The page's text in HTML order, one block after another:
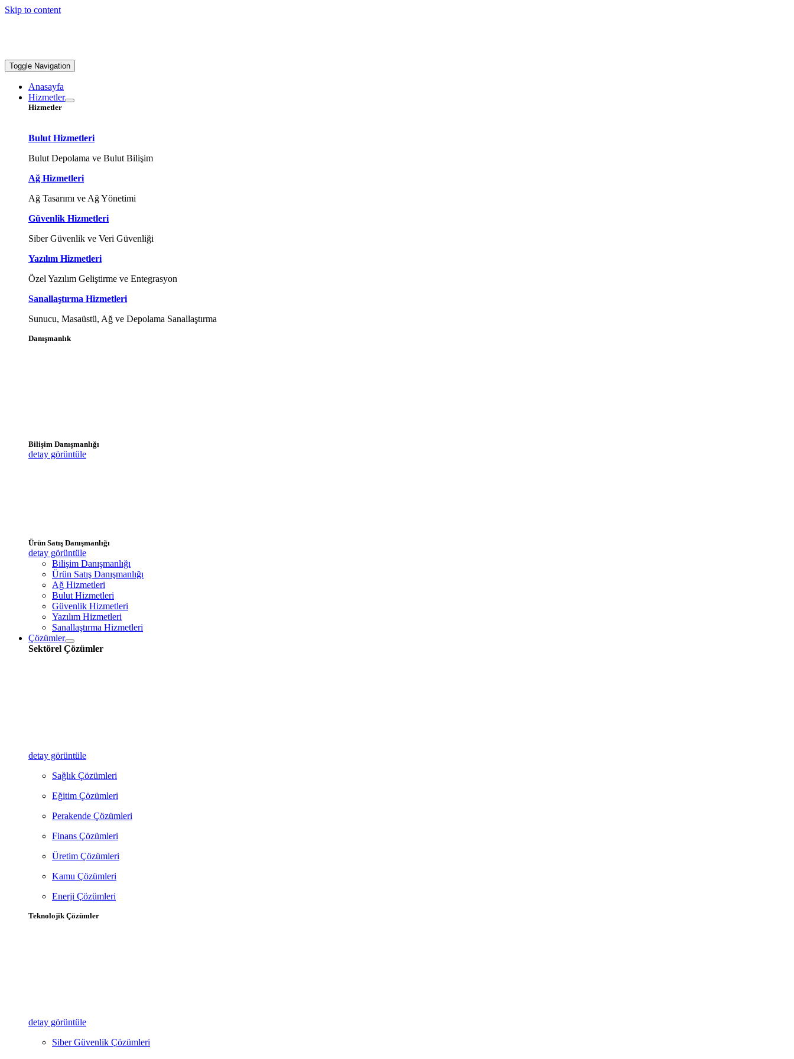
Skip to content
Toggle Navigation
Anasayfa
Hizmetler
Hizmetler
Bulut Hizmetleri
Bulut Depolama ve Bulut Bilişim
Ağ Hizmetleri
Ağ Tasarımı ve Ağ Yönetimi
Güvenlik Hizmetleri
Siber Güvenlik ve Veri Güvenliği
Yazılım Hizmetleri
Özel Yazılım Geliştirme ve Entegrasyon
Sanallaştırma Hizmetleri
Sunucu, Masaüstü, Ağ ve Depolama Sanallaştırma
Danışmanlık
Bilişim Danışmanlığı
detay görüntüle
Ürün Satış Danışmanlığı
detay görüntüle
Bilişim Danışmanlığı
Ürün Satış Danışmanlığı
Ağ Hizmetleri
Bulut Hizmetleri
Güvenlik Hizmetleri
Yazılım Hizmetleri
Sanallaştırma Hizmetleri
Çözümler
Sektörel Çözümler
detay görüntüle
Sağlık Çözümleri
Eğitim Çözümleri
Perakende Çözümleri
Finans Çözümleri
Üretim Çözümleri
Kamu Çözümleri
Enerji Çözümleri
Teknolojik Çözümler
detay görüntüle
Siber Güvenlik Çözümleri